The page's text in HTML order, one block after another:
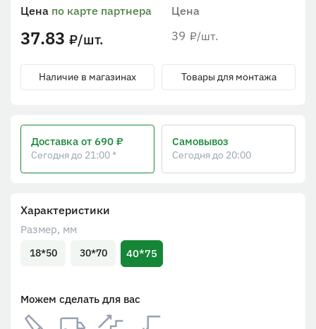
Характеристики
Размер, мм
18*50 30*70 40*75
Можем сделать для вас
Цена
39 ₽/шт.
Цена по карте партнера
37.83 ₽/шт.
Наличие в магазинах Товары для монтажа
Доставка от 690 ₽
Сегодня до 21:00 *
Самовывоз
Сегодня до 20:00